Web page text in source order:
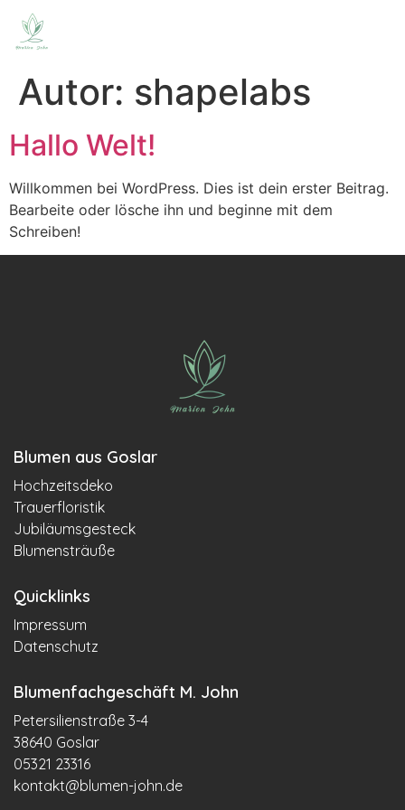
Autor: shapelabs
Hallo Welt!
Willkommen bei WordPress. Dies ist dein erster Beitrag.
Bearbeite oder lösche ihn und beginne mit dem
Schreiben!
Blumen aus Goslar
Hochzeitsdeko
Trauerfloristik
Jubiläumsgesteck
Blumensträuße
Quicklinks
Impressum
Datenschutz
Blumenfachgeschäft M. John
Petersilienstraße 3-4
38640 Goslar
05321 23316
kontakt@blumen-john.de